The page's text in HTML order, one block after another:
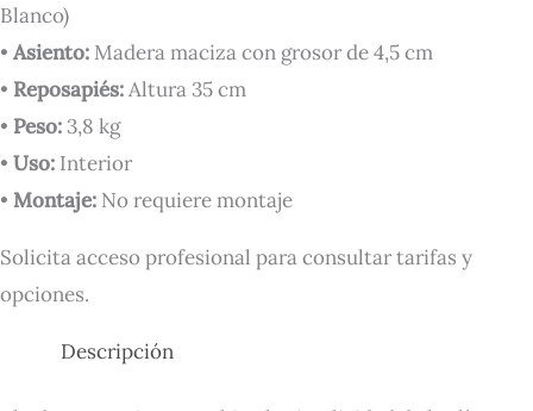
Blanco)
• Asiento: Madera maciza con grosor de 4,5 cm
• Reposapiés:Altura 35 cm
• Peso: 3,8 kg
• Uso: Interior
• Montaje: No requiere montaje
Solicita acceso profesional para consultar tarifas y
opciones.
Descripción